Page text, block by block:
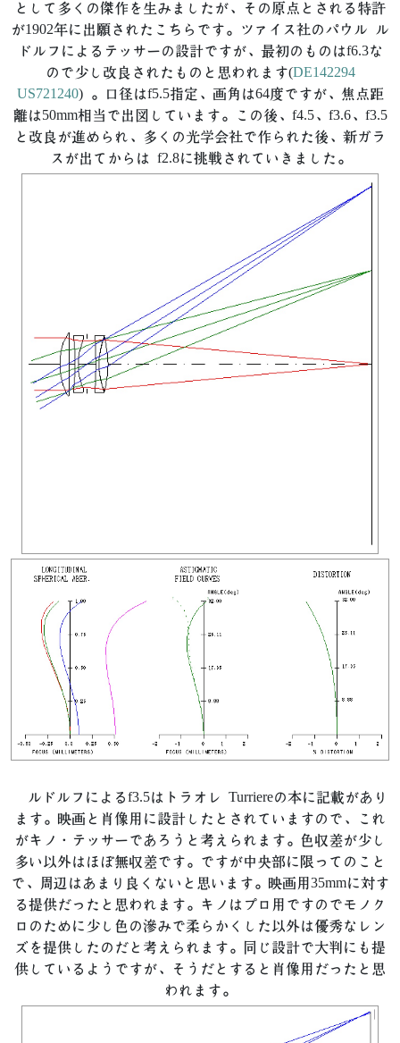
として多くの傑作を生みましたが、その原点とされる特許
が1902年に出願されたこちらです。ツァイス社のパウル ル
ドルフによるテッサーの設計ですが、最初のものはf6.3な
ので少し改良されたものと思われます(DE142294
US721240) 。口径はf5.5指定、画角は64度ですが、焦点距
離は50mm相当で出図しています。この後、f4.5、f3.6、f3.5
と改良が進められ、多くの光学会社で作られた後、新ガラ
スが出てからは f2.8に挑戦されていきました。
ルドルフによるf3.5はトラオレ Turriereの本に記載があり
ます。映画と肖像用に設計したとされていますので、これ
がキノ・テッサーであろうと考えられます。色収差が少し
多い以外はほぼ無収差です。ですが中央部に限ってのこと
で、周辺はあまり良くないと思います。映画用35mmに対す
る提供だったと思われます。キノはプロ用ですのでモノク
ロのために少し色の滲みで柔らかくした以外は優秀なレン
ズを提供したのだと考えられます。同じ設計で大判にも提
供しているようですが、そうだとすると肖像用だったと思
われます。